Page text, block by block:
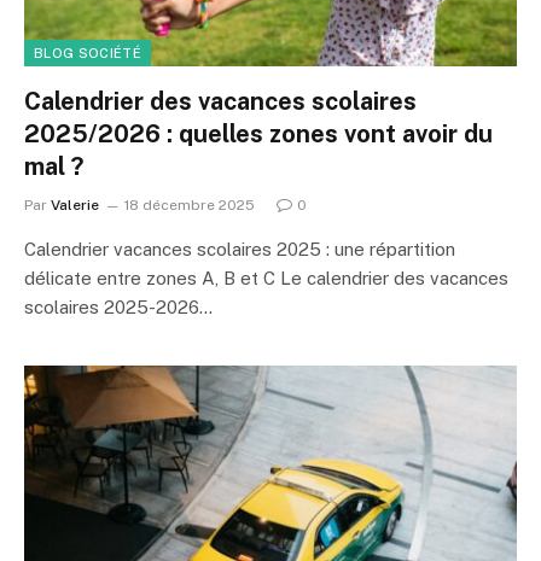
BLOG SOCIÉTÉ
Calendrier des vacances scolaires
2025/2026 : quelles zones vont avoir du
mal ?
Par Valerie 18 décembre 2025 0
Calendrier vacances scolaires 2025 : une répartition
délicate entre zones A, B et C Le calendrier des vacances
scolaires 2025-2026…